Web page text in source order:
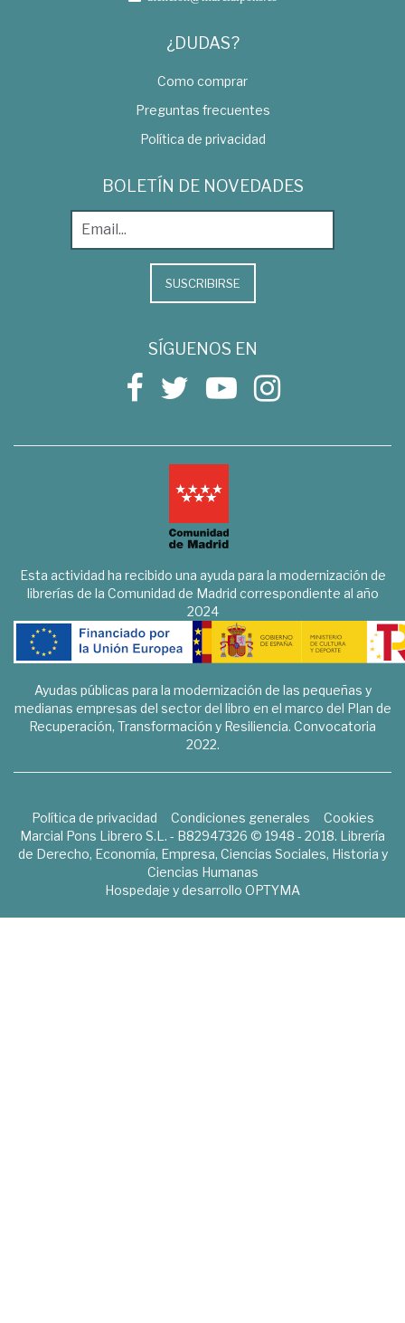
¿DUDAS?
Como comprar
Preguntas frecuentes
Política de privacidad
BOLETÍN DE NOVEDADES
SUSCRIBIRSE
SÍGUENOS EN
Esta actividad ha recibido una ayuda para la modernización de
librerías de la Comunidad de Madrid correspondiente al año
2024
Ayudas públicas para la modernización de las pequeñas y
medianas empresas del sector del libro en el marco del Plan de
Recuperación, Transformación y Resiliencia. Convocatoria
2022.
Política de privacidad Condiciones generales
Cookies
Marcial Pons Librero S.L. - B82947326 © 1948 - 2018. Librería
de Derecho, Economía, Empresa, Ciencias Sociales, Historia y
Ciencias Humanas
Hospedaje y desarrollo OPTYMA